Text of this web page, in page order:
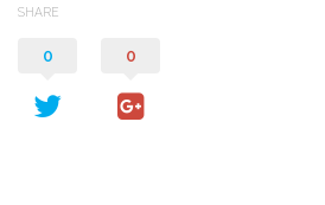
SHARE
0 0